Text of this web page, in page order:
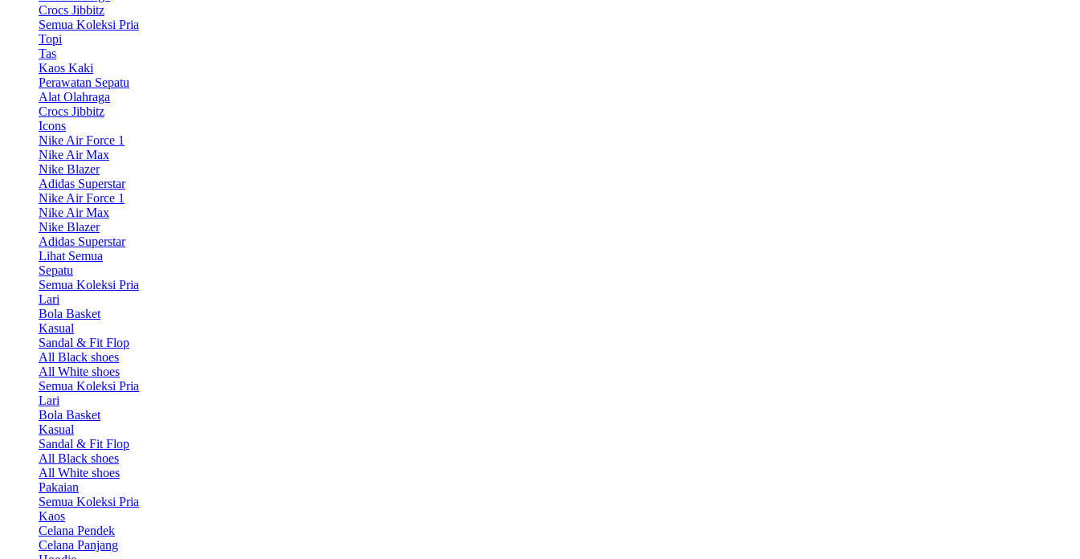
Crocs Jibbitz
Semua Koleksi Pria
Topi
Tas
Kaos Kaki
Perawatan Sepatu
Alat Olahraga
Crocs Jibbitz
Icons
Nike Air Force 1
Nike Air Max
Nike Blazer
Adidas Superstar
Nike Air Force 1
Nike Air Max
Nike Blazer
Adidas Superstar
Lihat Semua
Sepatu
Semua Koleksi Pria
Lari
Bola Basket
Kasual
Sandal & Fit Flop
All Black shoes
All White shoes
Semua Koleksi Pria
Lari
Bola Basket
Kasual
Sandal & Fit Flop
All Black shoes
All White shoes
Pakaian
Semua Koleksi Pria
Kaos
Celana Pendek
Celana Panjang